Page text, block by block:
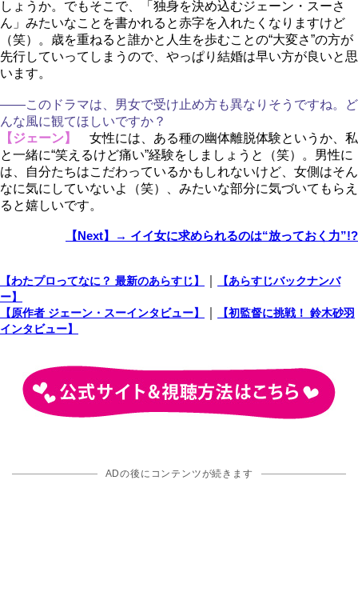
しょうか。でもそこで、「独身を決め込むジェーン・スーさ
ん」みたいなことを書かれると赤字を入れたくなりますけど
（笑）。歳を重ねると誰かと人生を歩むことの“大変さ”の方が
先行していってしまうので、やっぱり結婚は早い方が良いと思
います。
――このドラマは、男女で受け止め方も異なりそうですね。ど
んな風に観てほしいですか？
【ジェーン】
女性には、ある種の幽体離脱体験というか、私
と一緒に“笑えるけど痛い”経験をしましょうと（笑）。男性に
は、自分たちはこだわっているかもしれないけど、女側はそん
なに気にしていないよ（笑）、みたいな部分に気づいてもらえ
ると嬉しいです。
【Next】→ イイ女に求められるのは“放っておく力”!?
【わたプロってなに？ 最新のあらすじ】
【あらすじバックナンバ
ー】
【原作者 ジェーン・スーインタビュー】
【初監督に挑戦！ 鈴木砂羽
インタビュー】
ADの後にコンテンツが続きます